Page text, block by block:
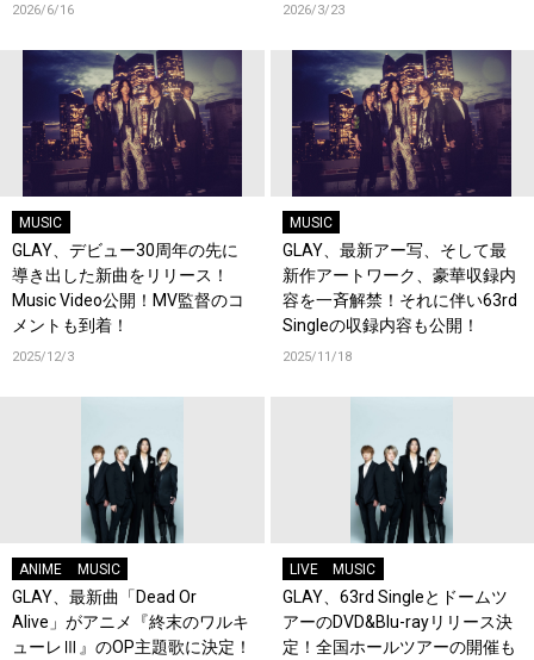
2026/6/16 2026/3/23
MUSIC
GLAY、デビュー30周年の先に
導き出した新曲をリリース！
Music Video公開！MV監督のコ
メントも到着！
2025/12/3
MUSIC
GLAY、最新アー写、そして最
新作アートワーク、豪華収録内
容を一斉解禁！それに伴い63rd
Singleの収録内容も公開！
2025/11/18
ANIME MUSIC
GLAY、最新曲「Dead Or
Alive」がアニメ『終末のワルキ
ューレⅢ』のOP主題歌に決定！
LIVE MUSIC
GLAY、63rd Singleとドームツ
アーのDVD&Blu-rayリリース決
定！全国ホールツアーの開催も